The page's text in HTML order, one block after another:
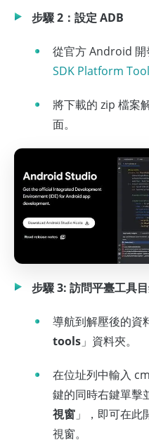
步驟 2：設定 ADB
從官方 Android 開
SDK Platform
將下載的 zip 檔案
面。
步驟 3: 訪問平臺工具
導航到解壓後的資
tools 」資料夾。
在位址列中輸入
鍵的同時右鍵單擊
視窗 」，即可在
視窗。